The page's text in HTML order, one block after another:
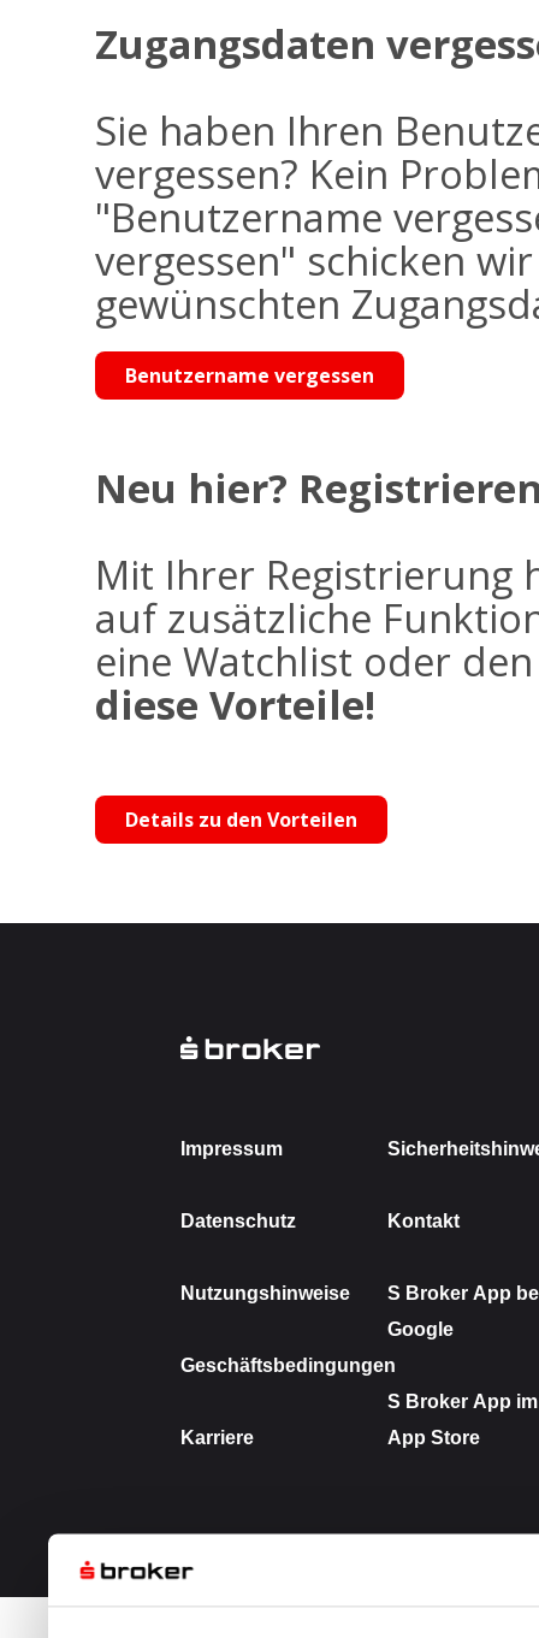
Zugangsdaten
Sie haben Ihren
vergessen? Kein
"Benutzername
vergessen" schicken
gewünschten
Benutzername vergessen
Neu hier?
Mit Ihrer Registrierung
auf zusätzliche
eine Watchlist oder
diese Vorteile!
Details zu den Vorteilen